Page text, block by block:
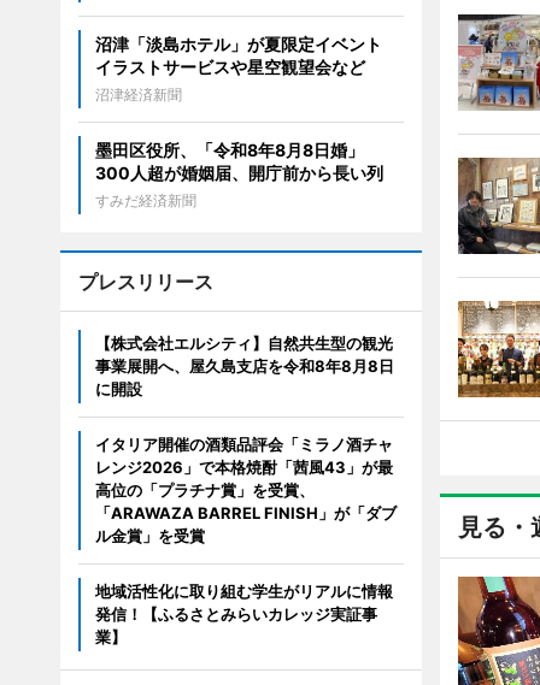
見る・
沼津「淡島ホテル」が夏限定イベント
イラストサービスや星空観望会など
沼津経済新聞
墨田区役所、「令和8年8月8日婚」
300人超が婚姻届、開庁前から長い列
すみだ経済新聞
プレスリリース
【株式会社エルシティ】自然共生型の観光
事業展開へ、屋久島支店を令和8年8月8日
に開設
イタリア開催の酒類品評会「ミラノ酒チャ
レンジ2026」で本格焼酎「茜風43」が最
高位の「プラチナ賞」を受賞、
「ARAWAZA BARREL FINISH」が「ダブ
ル金賞」を受賞
地域活性化に取り組む学生がリアルに情報
発信！【ふるさとみらいカレッジ実証事
業】